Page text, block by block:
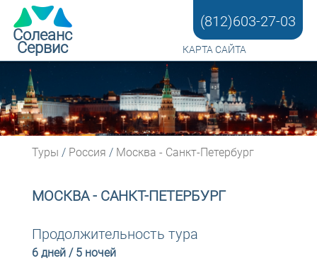
Солеанс
Сервис
(812)603-27-03
КАРТА САЙТА
Туры / Россия / Москва - Санкт-Петербург
МОСКВА - САНКТ-ПЕТЕРБУРГ
Продолжительность тура
6 дней / 5 ночей